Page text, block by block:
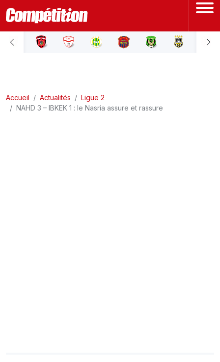
ACCUEIL
LIGUE 2
Accueil Actualités
Ligue 2
NAHD 3 – IBKEK 1 : le Nasria assure et rassure